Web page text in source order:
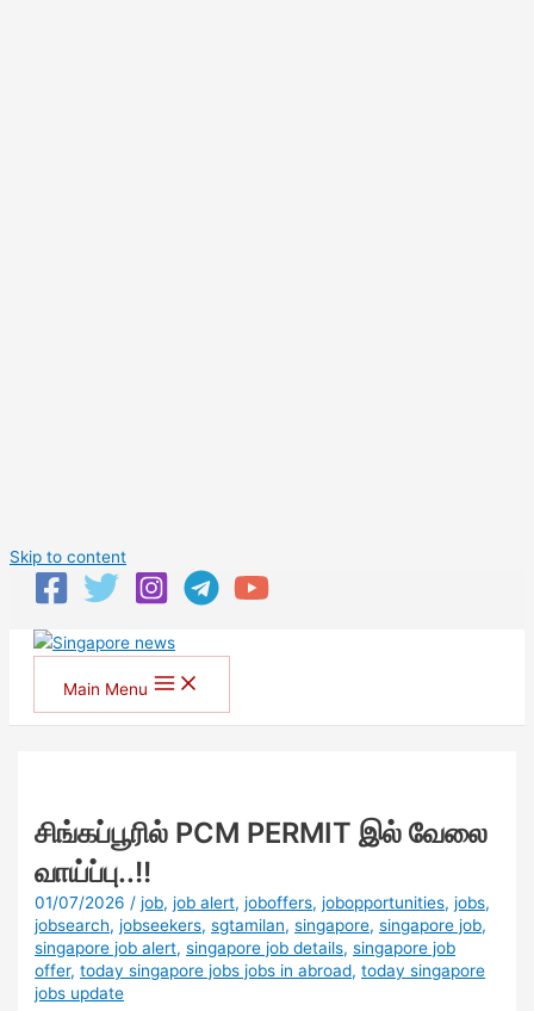
Skip to content
Main Menu
சிங்கப்பூரில் PCM PERMIT இல் வேலை
வாய்ப்பு..!!
01/07/2026 /job,job alert,joboffers,jobopportunities,jobs,
jobsearch,jobseekers,sgtamilan,singapore,singapore job,
singapore job alert,singapore job details,singapore job
offer,today singapore jobs jobs in abroad,today singapore
jobs update